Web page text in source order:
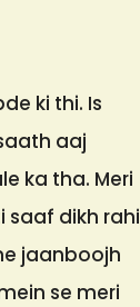
ki thi. Is
aaj
ka tha. Meri
saaf dikh rahi
jaanboojh
se meri